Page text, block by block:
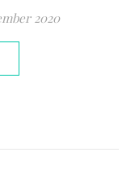
2020